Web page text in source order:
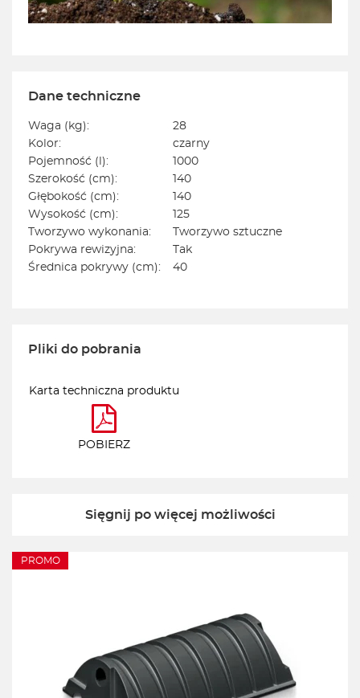
Dane techniczne
Waga (kg):
28
Kolor:
czarny
Pojemność (l):
1000
Szerokość (cm):
140
Głębokość (cm):
140
Wysokość (cm):
125
Tworzywo wykonania:
Tworzywo sztuczne
Pokrywa rewizyjna:
Tak
Średnica pokrywy (cm):
40
Pliki do pobrania
Karta techniczna produktu
POBIERZ
Sięgnij po więcej możliwości
PROMO